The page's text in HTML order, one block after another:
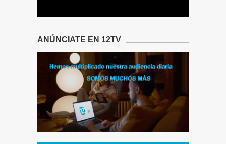
ANÚNCIATE EN 12TV